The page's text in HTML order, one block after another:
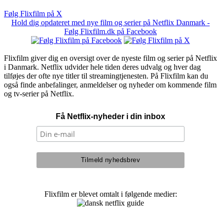
Følg Flixfilm på X
Hold dig opdateret med nye film og serier på Netflix Danmark -
Følg Flixfilm.dk på Facebook
Flixfilm giver dig en oversigt over de nyeste film og serier på Netflix
i Danmark. Netflix udvider hele tiden deres udvalg og hver dag
tilføjes der ofte nye titler til streamingtjenesten. På Flixfilm kan du
også finde anbefalinger, anmeldelser og nyheder om kommende film
og tv-serier på Netflix.
Få Netflix-nyheder i din inbox
Flixfilm er blevet omtalt i følgende medier: